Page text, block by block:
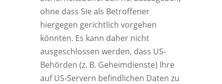
ohne dass Sie als Betroffener
hiergegen gerichtlich vorgehen
könnten. Es kann daher nicht
ausgeschlossen werden, dass US-
Behörden (z. B. Geheimdienste) Ihre
auf US-Servern befindlichen Daten zu